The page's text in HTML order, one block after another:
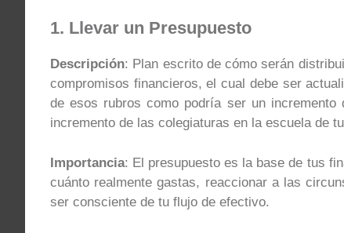
1. Llevar un Presupuesto
Descripción: Plan escrito de cómo serán
compromisos financieros, el cual debe ser
de esos rubros como podría ser un
incremento de las colegiaturas en la escuela de
Importancia: El presupuesto es la base de tus
cuánto realmente gastas, reaccionar a las
ser consciente de tu flujo de efectivo.